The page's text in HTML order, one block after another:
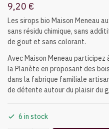
9,20 €
Les sirops bio Maison Meneau
sans résidu chimique, sans
de gout et sans colorant.
Avec Maison Meneau participez
la Planète en proposant des
dans la fabrique familiale
de détente autour du plaisir du
6 in stock